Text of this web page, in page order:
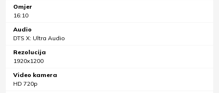
Omjer
16:10
Audio
DTS X: Ultra Audio
Rezolucija
1920x1200
Video kamera
HD 720p